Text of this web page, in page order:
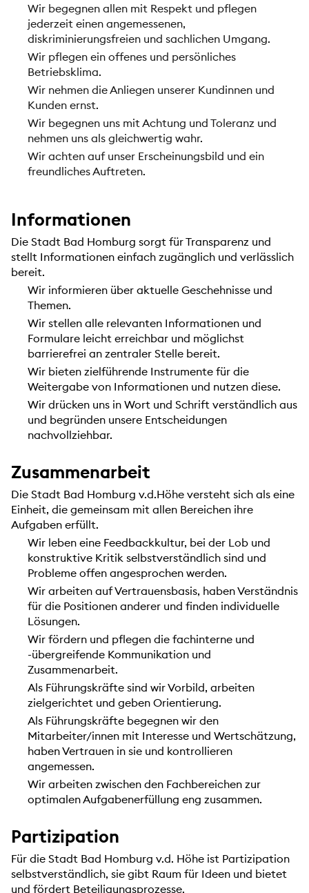
Wir begegnen allen mit Respekt und pflegen
jederzeit einen angemessenen,
diskriminierungsfreien und sachlichen Umgang.
Wir pflegen ein offenes und persönliches
Betriebsklima.
Wir nehmen die Anliegen unserer Kundinnen und
Kunden ernst.
Wir begegnen uns mit Achtung und Toleranz und
nehmen uns als gleichwertig wahr.
Wir achten auf unser Erscheinungsbild und ein
freundliches Auftreten.
Informationen
Die Stadt Bad Homburg sorgt für Transparenz und
stellt Informationen einfach zugänglich und verlässlich
bereit.
Wir informieren über aktuelle Geschehnisse und
Themen.
Wir stellen alle relevanten Informationen und
Formulare leicht erreichbar und möglichst
barrierefrei an zentraler Stelle bereit.
Wir bieten zielführende Instrumente für die
Weitergabe von Informationen und nutzen diese.
Wir drücken uns in Wort und Schrift verständlich aus
und begründen unsere Entscheidungen
nachvollziehbar.
Zusammenarbeit
Die Stadt Bad Homburg v.d.Höhe versteht sich als eine
Einheit, die gemeinsam mit allen Bereichen ihre
Aufgaben erfüllt.
Wir leben eine Feedbackkultur, bei der Lob und
konstruktive Kritik selbstverständlich sind und
Probleme offen angesprochen werden.
Wir arbeiten auf Vertrauensbasis, haben Verständnis
für die Positionen anderer und finden individuelle
Lösungen.
Wir fördern und pflegen die fachinterne und
-übergreifende Kommunikation und
Zusammenarbeit.
Als Führungskräfte sind wir Vorbild, arbeiten
zielgerichtet und geben Orientierung.
Als Führungskräfte begegnen wir den
Mitarbeiter/innen mit Interesse und Wertschätzung,
haben Vertrauen in sie und kontrollieren
angemessen.
Wir arbeiten zwischen den Fachbereichen zur
optimalen Aufgabenerfüllung eng zusammen.
Partizipation
Für die Stadt Bad Homburg v.d. Höhe ist Partizipation
selbstverständlich, sie gibt Raum für Ideen und bietet
und fördert Beteiligungsprozesse.